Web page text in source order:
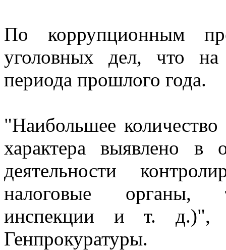
По коррупционным
уголовных дел, что на
периода прошлого года.
"Наибольшее
характера выявлено в
деятельности
налоговые органы,
инспекции и т. д.)",
Генпрокуратуры.